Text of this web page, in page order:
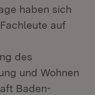
haben sich
auf
des
und Wohnen
Baden-